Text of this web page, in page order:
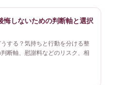
悔しないための判断軸と選択
する？気持ちと行動を分ける整
断軸、慰謝料などのリスク、相